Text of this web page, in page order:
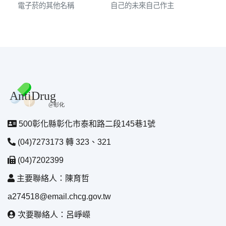
電子菸的其他名稱 自己的未來自己作主
500彰化縣彰化市泰和路二段145巷1號
(04)7273173 轉 323、321
(04)7202399
主要聯絡人：陳育哲
a274518@email.chcg.gov.tw
次要聯絡人：呂崢嶸